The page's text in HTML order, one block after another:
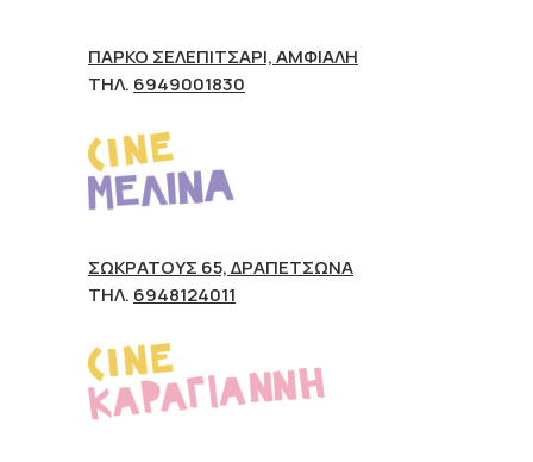
ΠΆΡΚΟ ΣΕΛΕΠΊΤΣΑΡΙ, ΑΜΦΙΆΛΗ
ΤΗΛ. 6949001830
ΣΩΚΡΆΤΟΥΣ 65, ΔΡΑΠΕΤΣΏΝΑ
ΤΗΛ. 6948124011